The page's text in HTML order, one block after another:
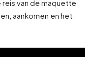
van de maquette
aankomen en het